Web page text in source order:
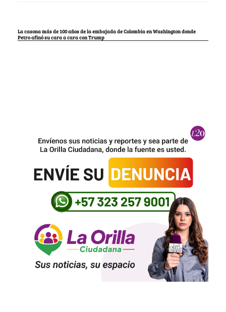
La casona más de 100 años de la embajada de Colombia en Washington donde
Petro afinó su cara a cara con Trump